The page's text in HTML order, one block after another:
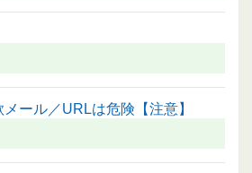
ール／URLは危険【注意】